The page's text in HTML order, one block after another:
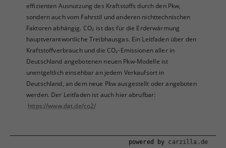
effizienten Ausnutzung des Kraftstoffs durch den Pkw,
sondern auch vom Fahrstil und anderen nichttechnischen
Faktoren abhängig. CO₂ ist das für die Erderwärmung
hauptverantwortliche Treibhausgas. Ein Leitfaden über den
Kraftstoffverbrauch und die CO₂-Emissionen aller in
Deutschland angebotenen neuen Pkw-Modelle ist
unentgeltlich einsehbar an jedem Verkaufsort in
Deutschland, an dem neue Pkw ausgestellt oder angeboten
werden. Der Leitfaden ist auch hier abrufbar:
https://www.dat.de/co2/
powered by carzilla.de